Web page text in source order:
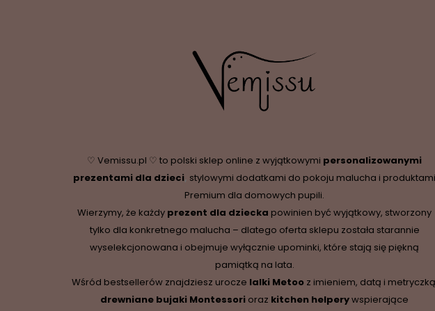
♡ Vemissu.pl ♡ to polski sklep online z wyjątkowymi personalizowanymi
prezentami dla dzieci, stylowymi dodatkami do pokoju malucha i produktami
Premium dla domowych pupili.
Wierzymy, że każdy prezent dla dziecka powinien być wyjątkowy, stworzony
tylko dla konkretnego malucha – dlatego oferta sklepu została starannie
wyselekcjonowana i obejmuje wyłącznie upominki, które stają się piękną
pamiątką na lata.
Wśród bestsellerów znajdziesz urocze lalki Metoo z imieniem, datą i
drewniane bujaki Montessori oraz kitchen helperywspierające